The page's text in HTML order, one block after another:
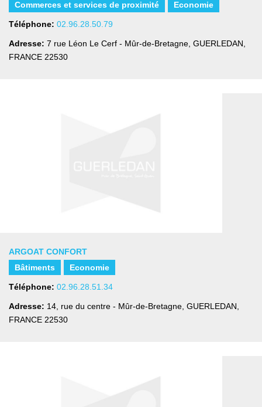
Commerces et services de proximité
Economie
Téléphone: 02.96.28.50.79
Adresse: 7 rue Léon Le Cerf - Mûr-de-Bretagne GUERLEDAN,
FRANCE 22530
ARGOAT CONFORT
Bâtiments
Economie
Téléphone: 02.96.28.51.34
Adresse: 14, rue du centre - Mûr-de-Bretagne GUERLEDAN,
FRANCE 22530